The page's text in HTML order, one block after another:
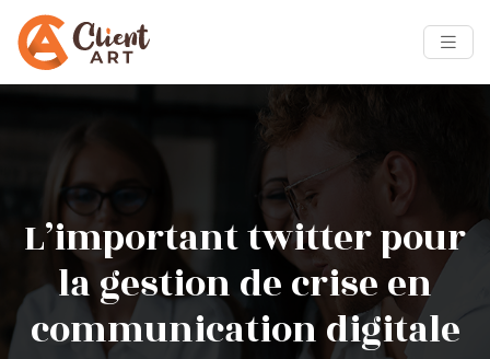
L’important twitter pour
la gestion de crise en
communication digitale